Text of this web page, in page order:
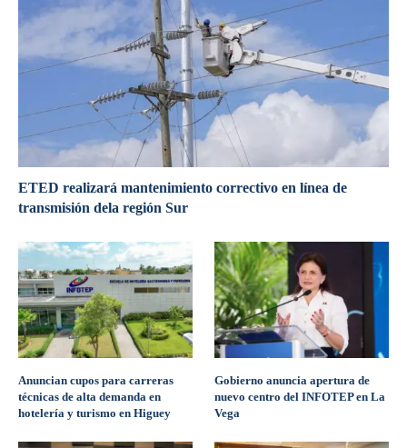
ETED realizará mantenimiento correctivo en línea de
transmisión dela región Sur
Anuncian cupos para carreras
técnicas de alta demanda en
hotelería y turismo en Higuey
Gobierno anuncia apertura de
nuevo centro del INFOTEP en La
Vega